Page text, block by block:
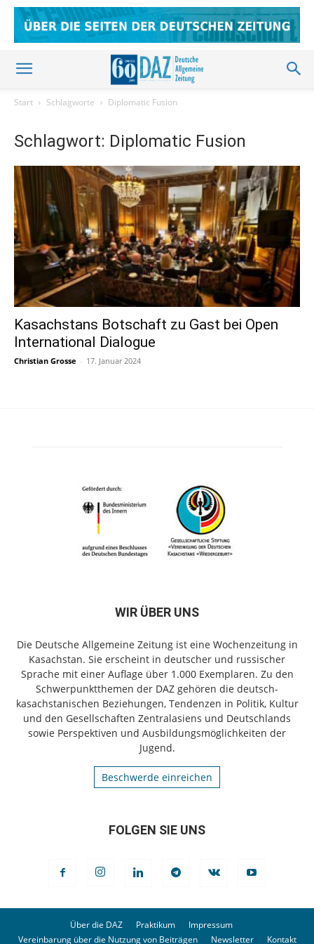
Start Schlagworte Diplomatic Fusion
Schlagwort: Diplomatic Fusion
Kasachstans Botschaft zu Gast bei Open
International Dialogue
Christian Grosse - 17. Januar 2024
WIR ÜBER UNS
Die Deutsche Allgemeine Zeitung ist eine Wochenzeitung in
Kasachstan. Sie erscheint in deutscher und russischer
Sprache mit einer Auflage über 1.000 Exemplaren. Zu den
Schwerpunktthemen der DAZ gehören die deutsch-
kasachstanischen Beziehungen, Tendenzen in Politik, Kultur
und den Gesellschaften Zentralasiens und Deutschlands
sowie Perspektiven und Ausbildungsmöglichkeiten der
Jugend.
Beschwerde einreichen
FOLGEN SIE UNS
Über die DAZ Praktikum
Impressum
Vereinbarung über die Nutzung von Beiträgen
Newsletter Kontakt